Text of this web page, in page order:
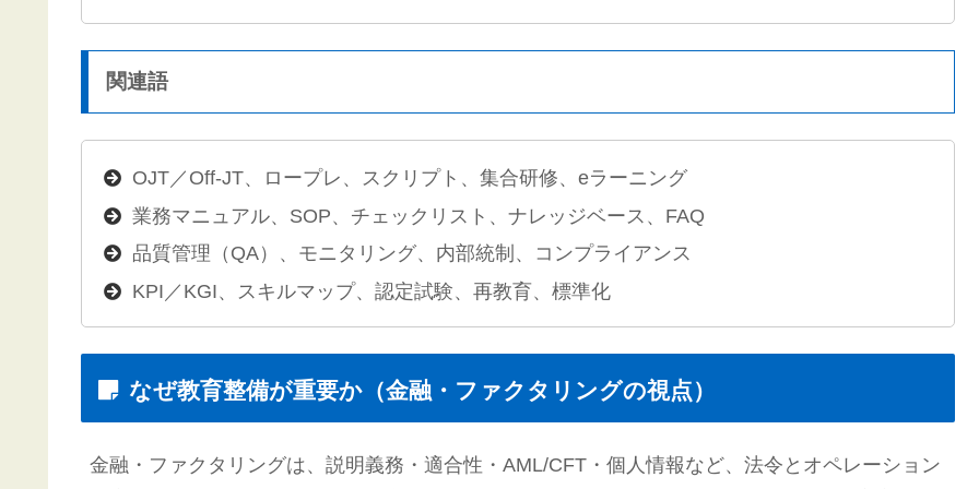
関連語
OJT／Off-JT、ロープレ、スクリプト、集合研修、eラーニング
業務マニュアル、SOP、チェックリスト、ナレッジベース、FAQ
品質管理（QA）、モニタリング、内部統制、コンプライアンス
KPI／KGI、スキルマップ、認定試験、再教育、標準化
なぜ教育整備が重要か（金融・ファクタリングの視点）
金融・ファクタリングは、説明義務・適合性・AML/CFT・個人情報など、法令とオペレーション